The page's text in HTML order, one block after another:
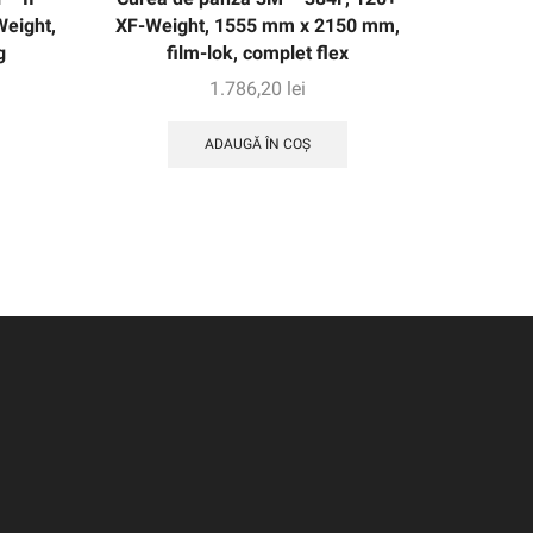
XF-Weight, 1555 mm x 2150 mm,
film-lok, complet flex
1.786,20 lei
ADAUGĂ ÎN COȘ